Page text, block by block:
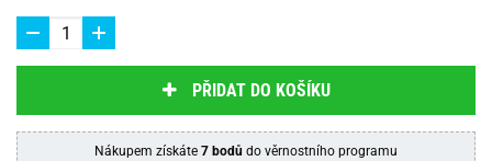
PŘIDAT DO KOŠÍKU
Nákupem získáte 7 bodů do věrnostního programu